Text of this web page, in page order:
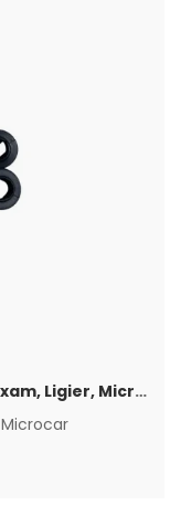
Etujarrusatulan liukutappisarja Aixam, Ligier, Microcar & Chatenet
Microcar